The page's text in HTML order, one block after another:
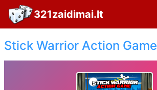
321zaidimai.lt
Stick Warrior Action Game